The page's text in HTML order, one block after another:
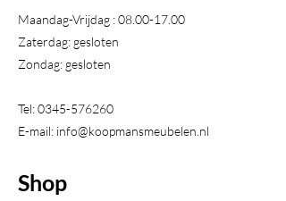
Maandag-Vrijdag :08.00-17.00
Zaterdag: gesloten
Zondag: gesloten
Tel:0345-576260
E-mail: info@koopmansmeubelen.nl
Shop